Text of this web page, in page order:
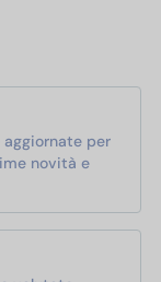
aggiornate per
novità e